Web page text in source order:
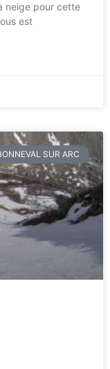
neige pour cette
est
SUR ARC